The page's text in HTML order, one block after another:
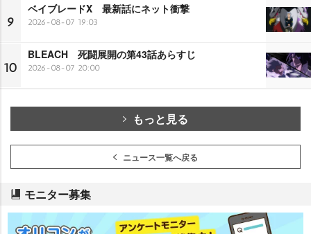
9
ベイブレードX 最新話にネット衝撃
2026-08-07 19:03
10
BLEACH 死闘展開の第43話あらすじ
2026-08-07 20:00
もっと見る
ニュース一覧へ戻る
モニター募集